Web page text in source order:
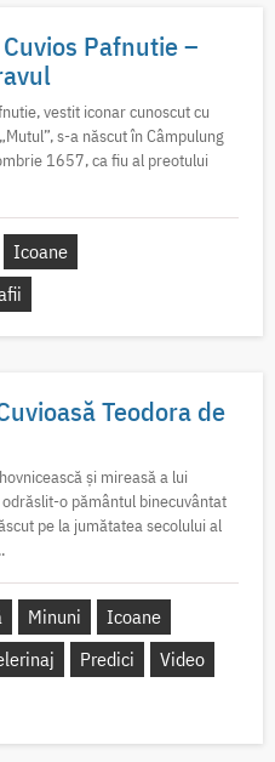
Pafnutie –
vestit iconar cunoscut cu
s-a născut în Câmpulung
1657, ca fiu al preotului
Icoane
Teodora de
și mireasă a lui
o pământul binecuvântat
pe la jumătatea secolului al
Minuni
Icoane
Predici
Video